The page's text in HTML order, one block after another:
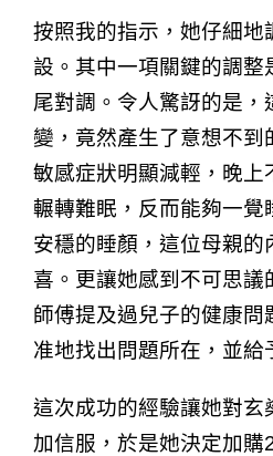
按照我的指示，她仔細地
設。其中一項關鍵的調整
尾對調。令人驚訝的是，
變，竟然產生了意想不到
敏感症狀明顯減輕，晚上
輾轉難眠，反而能夠一覺
安穩的睡顏，這位母親的
喜。更讓她感到不可思議
師傅提及過兒子的健康問
准地找出問題所在，並給
這次成功的經驗讓她對玄
加信服，於是她決定加購